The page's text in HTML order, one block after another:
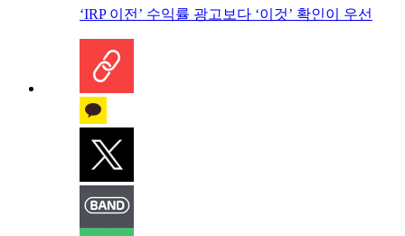
‘IRP 이전’ 수익률 광고보다 ‘이것’ 확인이 우선